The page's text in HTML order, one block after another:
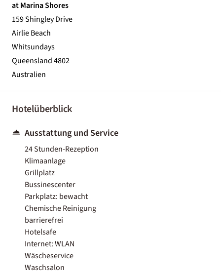
at Marina Shores
159 Shingley Drive
Airlie Beach
Whitsundays
Queensland 4802
Australien
Hotelüberblick
Ausstattung und Service
24 Stunden-Rezeption
Klimaanlage
Grillplatz
Bussinescenter
Parkplatz: bewacht
Chemische Reinigung
barrierefrei
Hotelsafe
Internet: WLAN
Wäscheservice
Waschsalon